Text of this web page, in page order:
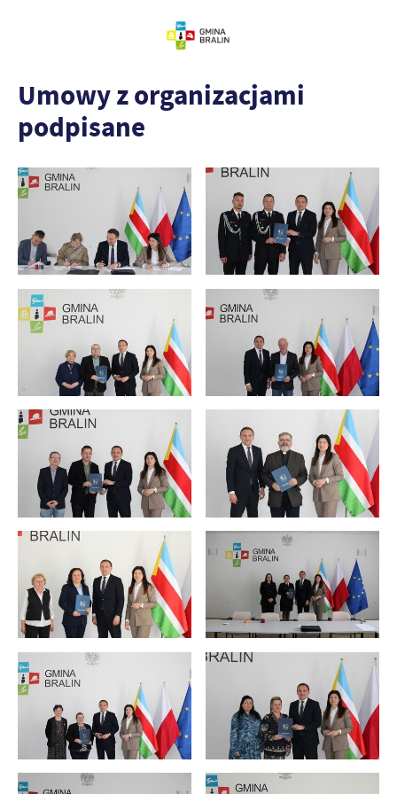
Umowy z organizacjami
podpisane